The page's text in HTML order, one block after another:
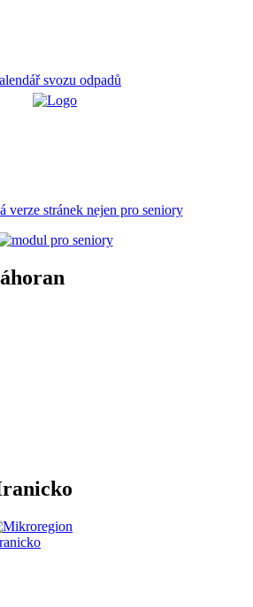
svozu odpadů
verze stránek nejen pro seniory